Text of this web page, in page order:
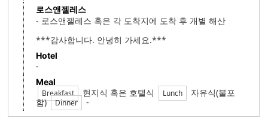
로스앤젤레스
- 로스앤젤레스 혹은 각 도착지에 도착 후 개별 해산
***감사합니다. 안녕히 가세요.***
Hotel
-
Meal
Breakfast 현지식 혹은 호텔식 Lunch
자유식(불포
함) Dinner -